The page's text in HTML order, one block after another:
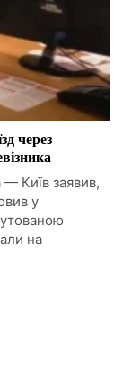
через
— Київ заявив,
у
на